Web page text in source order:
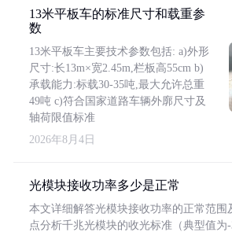
13米平板车的标准尺寸和载重参
数
13米平板车主要技术参数包括: a)外形
尺寸:长13m×宽2.45m,栏板高55cm b)
承载能力:标载30-35吨,最大允许总重
49吨 c)符合国家道路车辆外廓尺寸及
轴荷限值标准
2026年8月4日
光模块接收功率多少是正常
本文详细解答光模块接收功率的正常范围
点分析千兆光模块的收光标准（典型值为-